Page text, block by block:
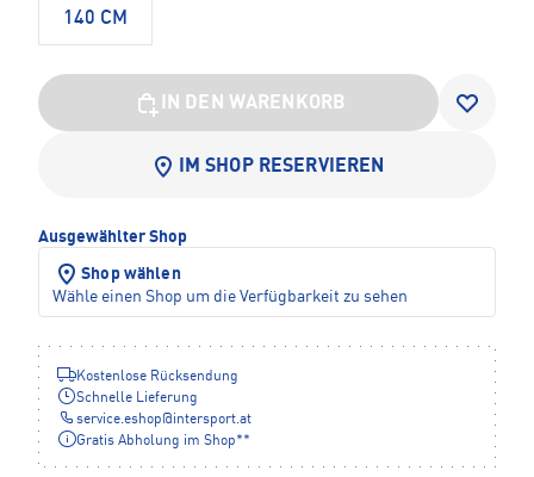
140 CM
IN DEN WARENKORB
IM SHOP RESERVIEREN
Ausgewählter Shop
Shop wählen
Wähle einen Shop um die Verfügbarkeit zu sehen
Kostenlose Rücksendung
Schnelle Lieferung
service.eshop@intersport.at
Gratis Abholung im Shop**